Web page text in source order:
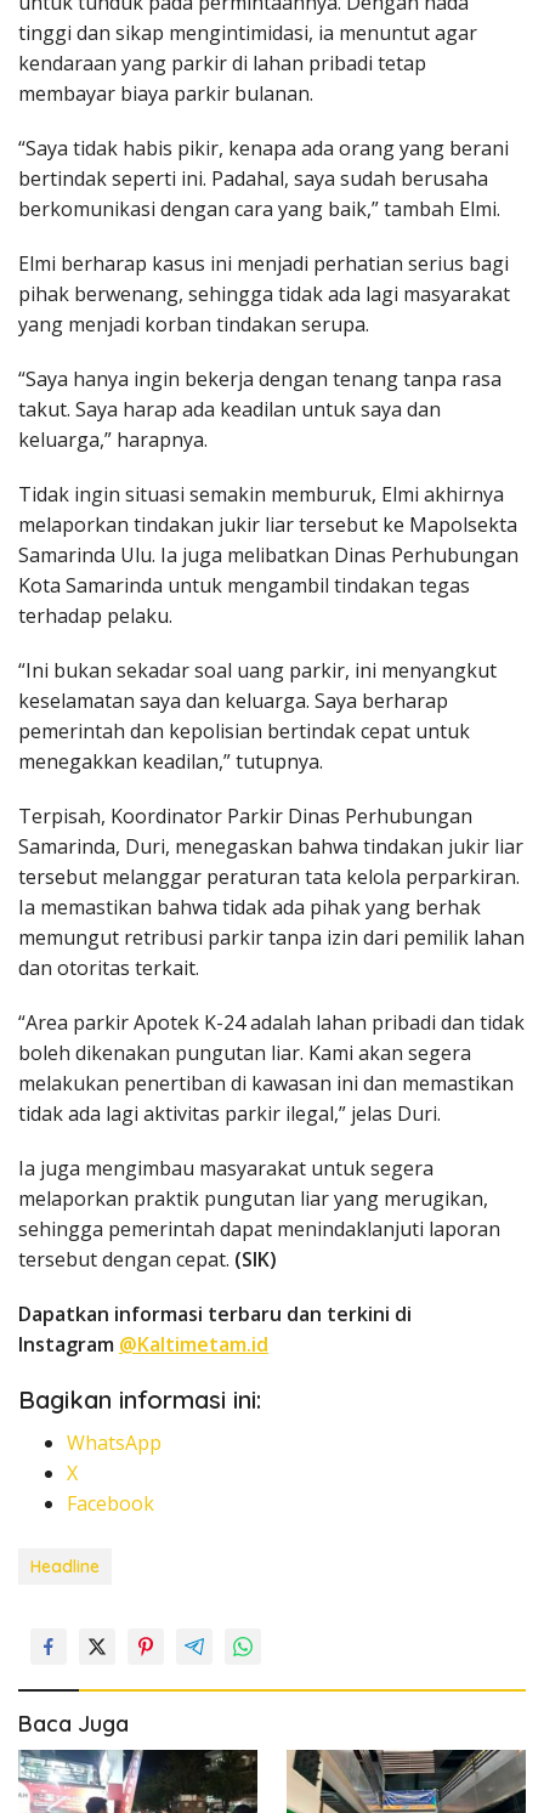
tinggi dan sikap mengintimidasi, ia menuntut agar
kendaraan yang parkir di lahan pribadi tetap
membayar biaya parkir bulanan.
“Saya tidak habis pikir, kenapa ada orang yang berani
bertindak seperti ini. Padahal, saya sudah berusaha
berkomunikasi dengan cara yang baik,” tambah Elmi.
Elmi berharap kasus ini menjadi perhatian serius bagi
pihak berwenang, sehingga tidak ada lagi masyarakat
yang menjadi korban tindakan serupa.
“Saya hanya ingin bekerja dengan tenang tanpa rasa
takut. Saya harap ada keadilan untuk saya dan
keluarga,” harapnya.
Tidak ingin situasi semakin memburuk, Elmi akhirnya
melaporkan tindakan jukir liar tersebut ke Mapolsekta
Samarinda Ulu. Ia juga melibatkan Dinas Perhubungan
Kota Samarinda untuk mengambil tindakan tegas
terhadap pelaku.
“Ini bukan sekadar soal uang parkir, ini menyangkut
keselamatan saya dan keluarga. Saya berharap
pemerintah dan kepolisian bertindak cepat untuk
menegakkan keadilan,” tutupnya.
Terpisah, Koordinator Parkir Dinas Perhubungan
Samarinda, Duri, menegaskan bahwa tindakan jukir liar
tersebut melanggar peraturan tata kelola perparkiran.
Ia memastikan bahwa tidak ada pihak yang berhak
memungut retribusi parkir tanpa izin dari pemilik lahan
dan otoritas terkait.
“Area parkir Apotek K-24 adalah lahan pribadi dan tidak
boleh dikenakan pungutan liar. Kami akan segera
melakukan penertiban di kawasan ini dan memastikan
tidak ada lagi aktivitas parkir ilegal,” jelas Duri.
Ia juga mengimbau masyarakat untuk segera
melaporkan praktik pungutan liar yang merugikan,
sehingga pemerintah dapat menindaklanjuti laporan
tersebut dengan cepat. (SIK)
Dapatkan informasi terbaru dan terkini di
Instagram @Kaltimetam.id
Bagikan informasi ini:
WhatsApp
X
Facebook
Headline
Baca Juga